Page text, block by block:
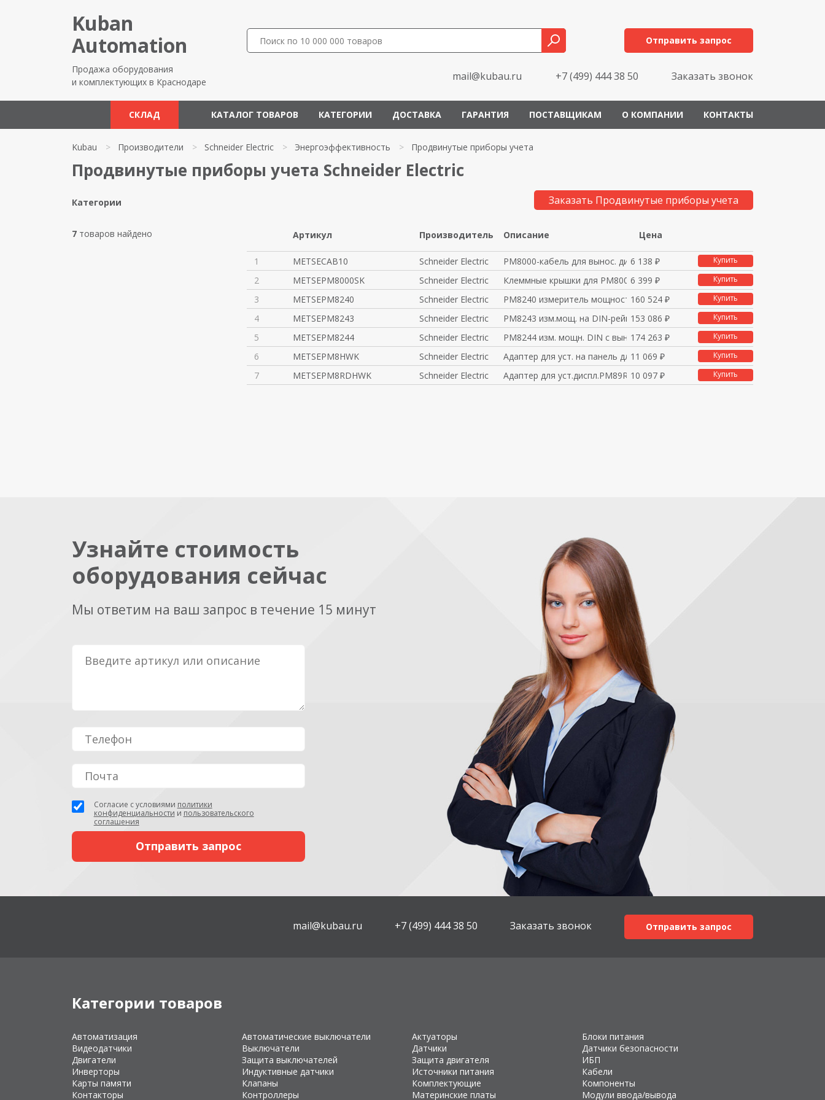
Kuban
Automation
Продажа оборудования
и комплектующих в Краснодаре
Отправить запрос
mail@kubau.ru +7 (499) 444 38 50 Заказать звонок
СКЛАД КАТАЛОГ ТОВАРОВ КАТЕГОРИИ ДОСТАВКА ГАРАНТИЯ ПОСТАВЩИКАМ О КОМПАНИИ КОНТАКТЫ
Kubau > Производители > Schneider Electric > Энергоэффективность > Продвинутые приборы учета
Продвинутые приборы учета Schneider Electric
Категории
7 товаров найдено
Заказать Продвинутые приборы учета
Артикул Производитель Описание Цена
1 METSECAB10 Schneider Electric PM8000-кабель для вынос. диспл6 138 ₽ Купить
2 METSEPM8000SK Schneider Electric Клеммные крышки для PM80006 399 ₽ Купить
3 METSEPM8240 Schneider Electric PM8240 измеритель мощности160 524 ₽ Купить
4 METSEPM8243 Schneider Electric PM8243 изм.мощ. на DIN-рейку б153 086 ₽ Купить
5 METSEPM8244 Schneider Electric PM8244 изм. мощн. DIN с выносн174 263 ₽ Купить
6 METSEPM8HWK Schneider Electric Адаптер для уст. на панель для11 069 ₽ Купить
7 METSEPM8RDHWK Schneider Electric Адаптер для уст.диспл.PM89RD н10 097 ₽ Купить
Узнайте стоимость
оборудования сейчас
Мы ответим на ваш запрос в течение 15 минут
Согласие с условиями политики
конфиденциальности и пользовательского
соглашения
mail@kubau.ru +7 (499) 444 38 50 Заказать звонок Отправить запрос
Категории товаров
Автоматизация Автоматические выключатели Актуаторы
Блоки питания
Видеодатчики
Выключатели Датчики
Датчики безопасности
Двигатели
Защита выключателей Защита двигателя
ИБП
Инверторы
Индуктивные датчики Источники питания
Кабели
Карты памяти
Клапаны Комплектующие
Компоненты
Контакторы
Контроллеры Материнские платы Модули ввода/вывода